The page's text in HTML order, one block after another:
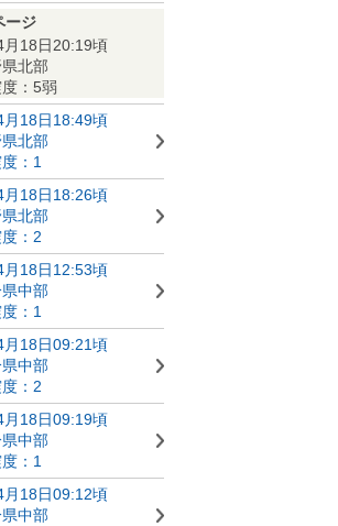
ージ
月18日20:19頃
北部
：5弱
月18日18:49頃
北部
：1
月18日18:26頃
北部
：2
月18日12:53頃
中部
：1
月18日09:21頃
中部
：2
月18日09:19頃
中部
：1
月18日09:12頃
中部